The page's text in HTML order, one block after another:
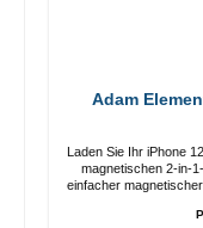
Adam
Laden Sie Ihr iPhone
magnetischen 2-in-1-
einfacher
ermöglicht das